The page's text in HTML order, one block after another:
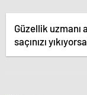
Güzellik uzmanı
saçınızı